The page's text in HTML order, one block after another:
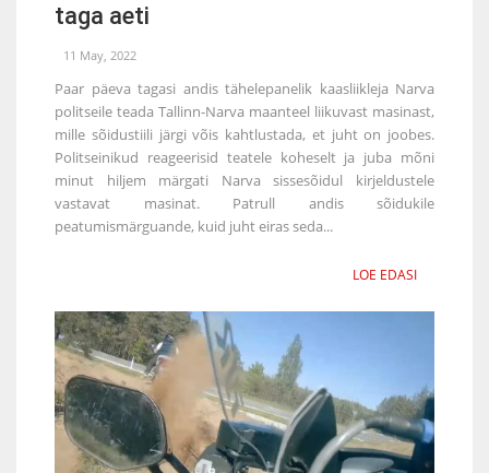
taga aeti
11 May, 2022
Paar päeva tagasi andis tähelepanelik kaasliikleja Narva
politseile teada Tallinn-Narva maanteel liikuvast masinast,
mille sõidustiili järgi võis kahtlustada, et juht on joobes.
Politseinikud reageerisid teatele koheselt ja juba mõni
minut hiljem märgati Narva sissesõidul kirjeldustele
vastavat masinat. Patrull andis sõidukile
peatumismärguande, kuid juht eiras seda...
LOE EDASI